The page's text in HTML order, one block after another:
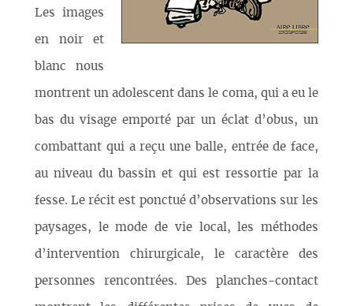
Les images
en noir et
blanc nous
montrent un adolescent dans le coma, qui a eu le
bas du visage emporté par un éclat d’obus, un
combattant qui a reçu une balle, entrée de face,
au niveau du bassin et qui est ressortie par la
fesse. Le récit est ponctué d’observations sur les
paysages, le mode de vie local, les méthodes
d’intervention chirurgicale, le caractère des
personnes rencontrées. Des planches-contact